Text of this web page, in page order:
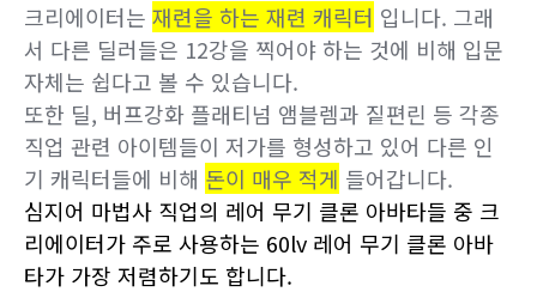
크리에이터는 재련을 하는 재련 캐릭터 입니다. 그래
서 다른 딜러들은 12강을 찍어야 하는 것에 비해 입문
자체는 쉽다고 볼 수 있습니다.
또한 딜, 버프강화 플래티넘 앰블렘과 짙편린 등 각종
직업 관련 아이템들이 저가를 형성하고 있어 다른 인
기 캐릭터들에 비해 돈이 매우 적게 들어갑니다.
심지어 마법사 직업의 레어 무기 클론 아바타들 중 크
리에이터가 주로 사용하는 60lv 레어 무기 클론 아바
타가 가장 저렴하기도 합니다.